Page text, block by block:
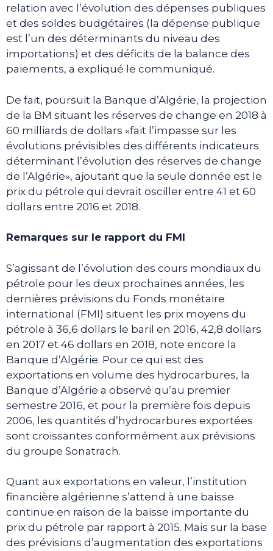
relation avec l’évolution des dépenses publiques
et des soldes budgétaires (la dépense publique
est l’un des déterminants du niveau des
importations) et des déficits de la balance des
paiements, a expliqué le communiqué.
De fait, poursuit la Banque d’Algérie, la projection
de la BM situant les réserves de change en 2018 à
60 milliards de dollars «fait l’impasse sur les
évolutions prévisibles des différents indicateurs
déterminant l’évolution des réserves de change
de l’Algérie», ajoutant que la seule donnée est le
prix du pétrole qui devrait osciller entre 41 et 60
dollars entre 2016 et 2018.
Remarques sur le rapport du FMI
S’agissant de l’évolution des cours mondiaux du
pétrole pour les deux prochaines années, les
dernières prévisions du Fonds monétaire
international (FMI) situent les prix moyens du
pétrole à 36,6 dollars le baril en 2016, 42,8 dollars
en 2017 et 46 dollars en 2018, note encore la
Banque d’Algérie. Pour ce qui est des
exportations en volume des hydrocarbures, la
Banque d’Algérie a observé qu’au premier
semestre 2016, et pour la première fois depuis
2006, les quantités d’hydrocarbures exportées
sont croissantes conformément aux prévisions
du groupe Sonatrach.
Quant aux exportations en valeur, l’institution
financière algérienne s’attend à une baisse
continue en raison de la baisse importante du
prix du pétrole par rapport à 2015. Mais sur la base
des prévisions d’augmentation des exportations